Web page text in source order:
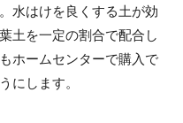
水はけを良くする土が効
土を一定の割合で配合し
ホームセンターで購入で
にします。